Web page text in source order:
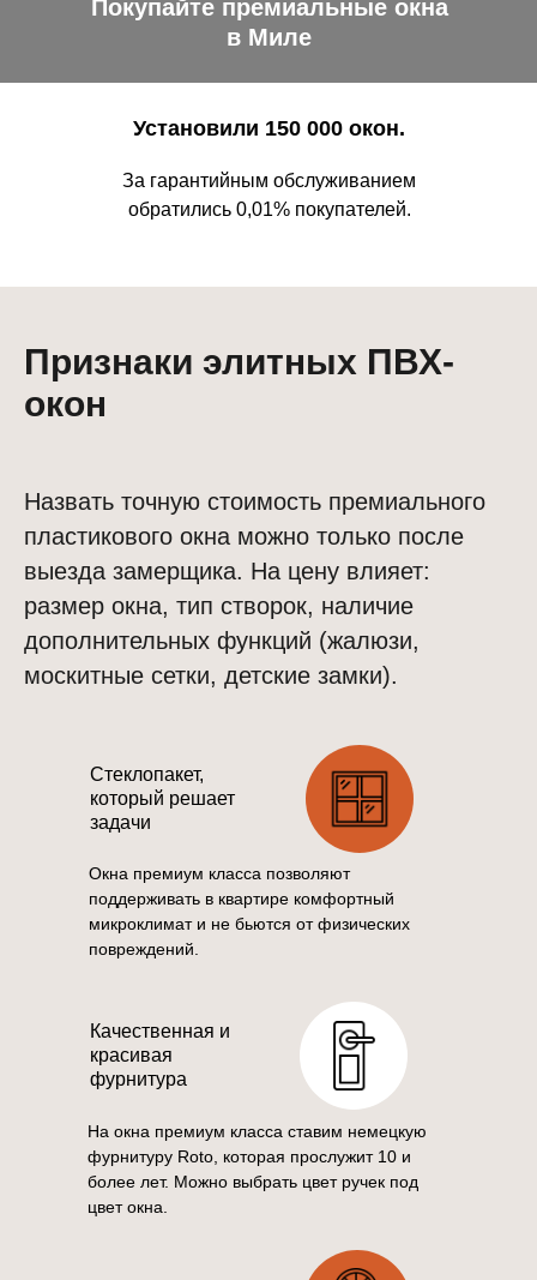
Покупайте премиальные окна
в Миле
Установили 150 000 окон.
За гарантийным обслуживанием
обратились 0,01% покупателей.
Признаки элитных ПВХ-
окон
Назвать точную стоимость премиального
пластикового окна можно только после
выезда замерщика. На цену влияет:
размер окна, тип створок, наличие
дополнительных функций (жалюзи,
москитные сетки, детские замки).
Качественная и
красивая
фурнитура
Стеклопакет,
который решает
задачи
Окна премиум класса позволяют
поддерживать в квартире комфортный
микроклимат и не бьются от физических
повреждений.
На окна премиум класса ставим немецкую
фурнитуру Roto, которая прослужит 10 и
более лет. Можно выбрать цвет ручек под
цвет окна.